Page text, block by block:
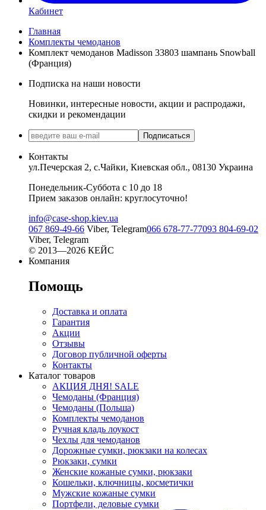
Кабинет
Главная
Комплекты чемоданов
Комплект чемоданов Madisson 33803 шампань Snowball
(Франция)
Подписка на наши новости
Новинки, интересные новости, акции и распродажи,
скидки и рекомендации
Подписаться
Контакты
ул.Печерская 2, с.Чайки, Киевская обл., 08130 Украина
Понедельник-Суббота с 10 до 18
Прием заказов онлайн: круглосуточно!
info@case-shop.kiev.ua
067 869-49-66 Viber, Telegram066 678-77-77093 804-69-02
Viber, Telegram
© 2013—2026 КЕЙС
Компания
Помощь
Доставка и оплата
Гарантия
Акции
Отзывы
Договор публичной оферты
Контакты
Каталог товаров
АКЦИЯ ДНЯ! SALE
Чемоданы (Франция)
Чемоданы (Польша)
Комплекты чемоданов
Ручная кладь лоукост
Чехлы для чемоданов
Дорожные сумки, рюкзаки на колесах
Рюкзаки, сумки
Женские кожаные сумки, рюкзаки
Кошельки, ключницы, косметички
Мужские кожаные сумки
Портфели, деловые сумки